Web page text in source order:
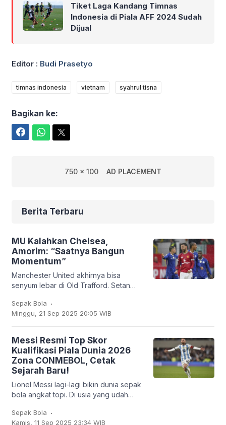
Tiket Laga Kandang Timnas
Indonesia di Piala AFF 2024 Sudah
Dijual
Editor : Budi Prasetyo
timnas indonesia vietnam syahrul tisna
Bagikan ke:
750 x 100 AD PLACEMENT
Berita Terbaru
MU Kalahkan Chelsea,
Amorim: “Saatnya Bangun
Momentum”
Manchester United akhirnya bisa
senyum lebar di Old Trafford. Setan
2-1 dalam lanjutan Liga Inggris, Sabtu
(20/9/2025). Bruno
Sepak Bola .
Minggu, 21 Sep 2025 20:05 WIB
Messi Resmi Top Skor
Kualifikasi Piala Dunia 2026
Zona CONMEBOL, Cetak
Sejarah Baru!
Lionel Messi lagi-lagi bikin dunia sepak
bola angkat topi. Di usia yang udah
mencatatkan sejarah baru: untuk
Sepak Bola .
Kamis, 11 Sep 2025 23:34 WIB